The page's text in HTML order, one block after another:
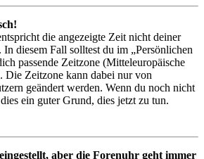
die angezeigte Zeit nicht deiner
In diesem Fall solltest du im „Persönlichen
passende Zeitzone (Mitteleuropäische
Die Zeitzone kann dabei nur von
geändert werden. Wenn du noch nicht
ein guter Grund, dies jetzt zu tun.
aber die Forenuhr geht immer